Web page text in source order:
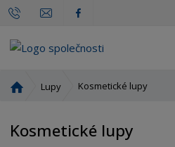
d
Lupy Kosmetické lupy
Kosmetické lupy